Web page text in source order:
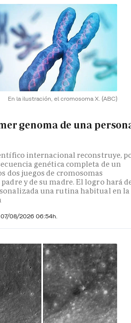
En la ilustración, el cromosoma X. (ABC)
genoma de una
internacional reconstruye,
genética completa de un
dos juegos de cromosomas
y de su madre. El logro hará
una rutina habitual en la
07/08/2026 06:54h.